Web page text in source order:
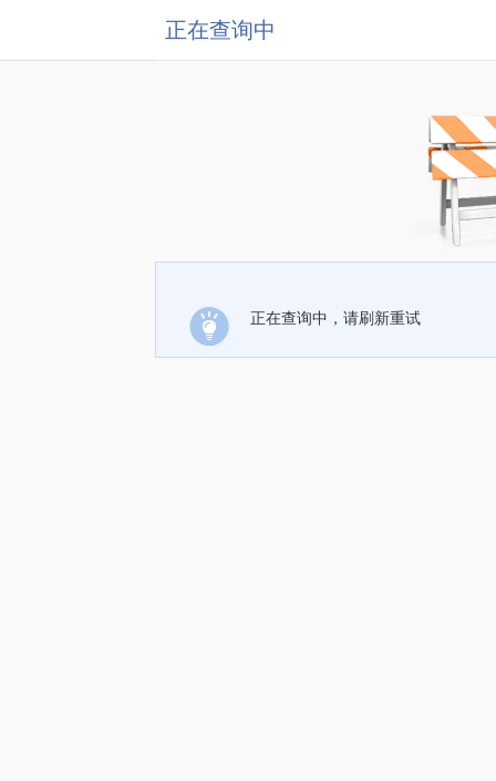
正在查询中
正在查询中，请刷新重试